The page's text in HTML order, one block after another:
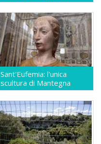
Sant'Eufemia: l'unica
scultura di Mantegna